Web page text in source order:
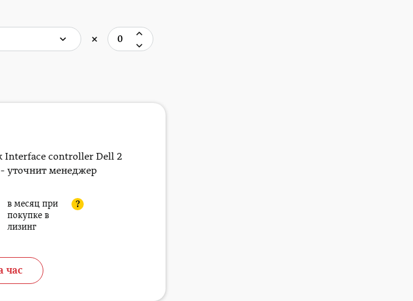
×
Interface controller Dell 2
уточнит менеджер
в месяц при
покупке в
лизинг
?
час